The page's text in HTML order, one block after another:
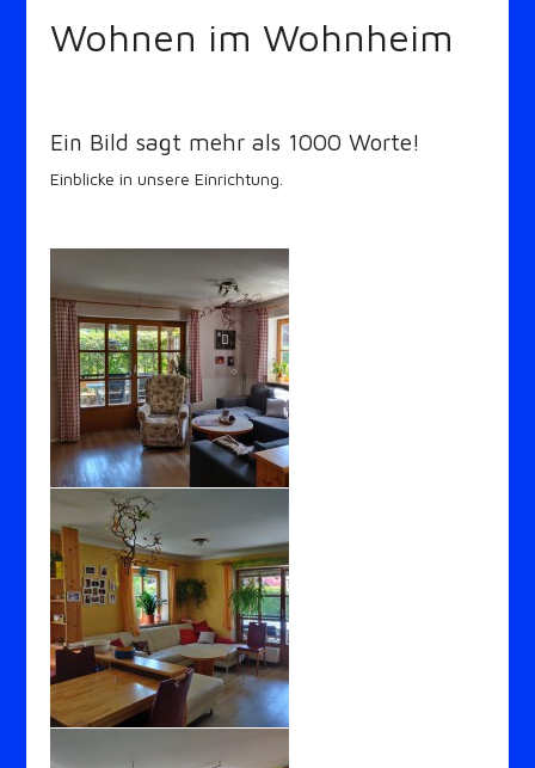
Wohnen im Wohnheim
Ein Bild sagt mehr als 1000 Worte!
Einblicke in unsere Einrichtung.